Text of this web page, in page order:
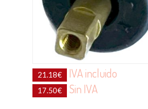
21.18€ IVA incluido
17.50€ Sin IVA